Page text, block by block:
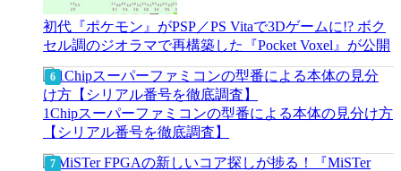
初代『ポケモン』がPSP／PS Vitaで3Dゲームに!? ボク
セル調のジオラマで再構築した『Pocket Voxel』が公開
1Chipスーパーファミコンの型番による本体の見分け方
【シリアル番号を徹底調査】